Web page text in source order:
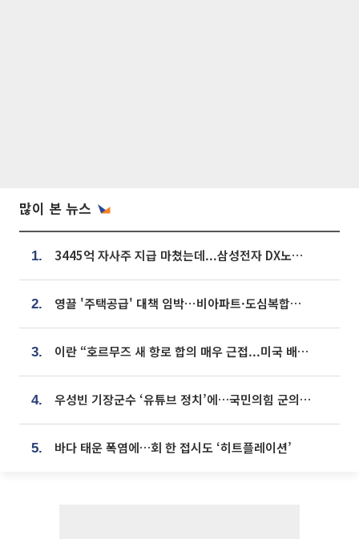
많이 본 뉴스
1. 3445억 자사주 지급 마쳤는데...삼성전자 DX노조, 뒤늦은 '떼쓰기 집회'
2. 영끌 '주택공급' 대책 임박⋯비아파트·도심복합까지 총동원
3. 이란 “호르무즈 새 항로 합의 매우 근접...미국 배상 먼저”
4. 우성빈 기장군수 ‘유튜브 정치’에…국민의힘 군의원들 집단 반발
5. 바다 태운 폭염에…회 한 접시도 ‘히트플레이션’